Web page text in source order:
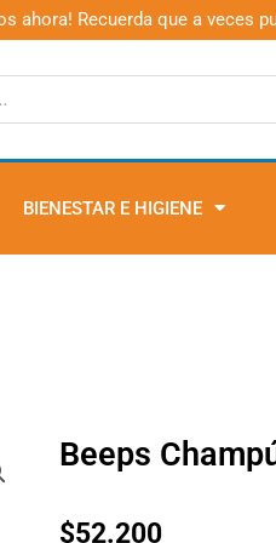
ahora! Recuerda que a veces
BIENESTAR E HIGIENE
Beeps
$52.200